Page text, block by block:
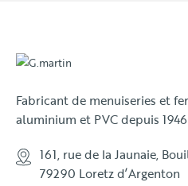
Fabricant de menuiseries et
aluminium et PVC depuis
161, rue de la Jaunaie,
79290 Loretz d’Argenton